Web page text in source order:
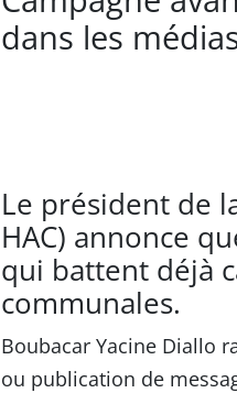
dans les
Le président de
HAC) annonce
qui battent déjà
communales.
Boubacar Yacine Diallo
ou publication de